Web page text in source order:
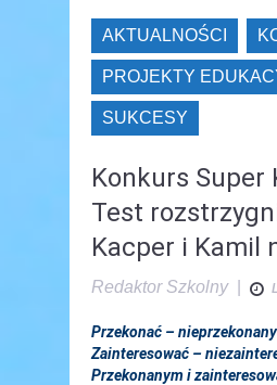
AKTUALNOŚCI
PROJEKTY
SUKCESY
Konkurs Super
Test
Kacper i Kamil
Redaktor Szkolny|
Przekonać –
Zainteresować –
Przekonanym i